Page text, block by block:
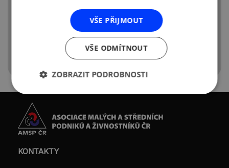
KONTAKTY
VŠE PŘIJMOUT
VŠE ODMÍTNOUT
ZOBRAZIT PODROBNOSTI